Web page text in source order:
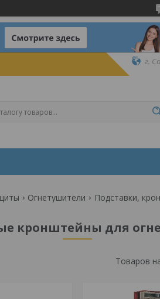
г.
Огнетушители Подставки,
кронштейны для